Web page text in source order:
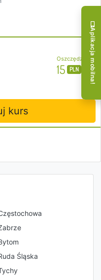
Oszczędzasz
15 PLN
kurs
Śląska
Aplikacja mobilna!